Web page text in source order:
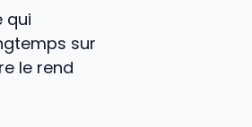
qui
sur
le rend